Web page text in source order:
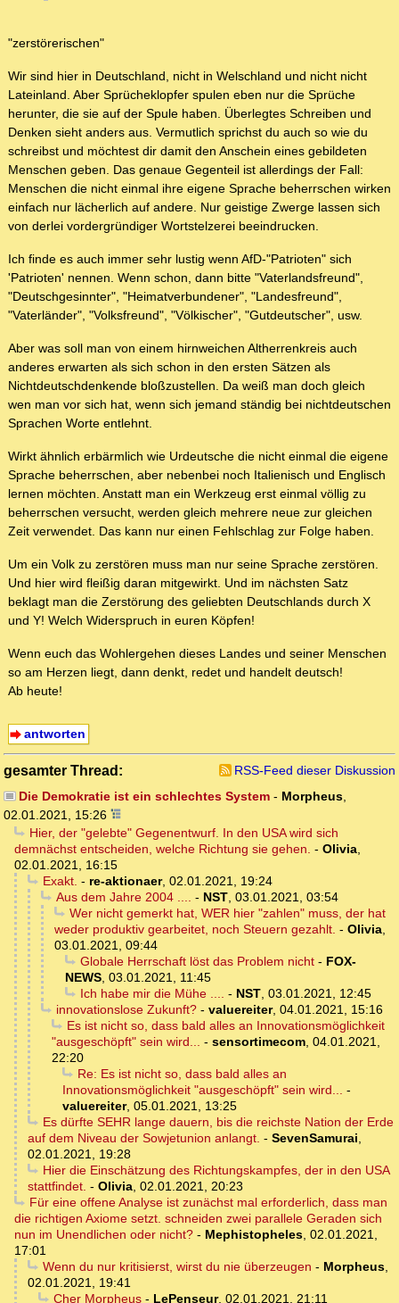
"zerstörerischen"
Wir sind hier in Deutschland, nicht in Welschland und nicht nicht
Lateinland. Aber Sprücheklopfer spulen eben nur die Sprüche
herunter, die sie auf der Spule haben. Überlegtes Schreiben und
Denken sieht anders aus. Vermutlich sprichst du auch so wie du
schreibst und möchtest dir damit den Anschein eines gebildeten
Menschen geben. Das genaue Gegenteil ist allerdings der Fall:
Menschen die nicht einmal ihre eigene Sprache beherrschen wirken
einfach nur lächerlich auf andere. Nur geistige Zwerge lassen sich
von derlei vordergründiger Wortstelzerei beeindrucken.
Ich finde es auch immer sehr lustig wenn AfD-"Patrioten" sich
'Patrioten' nennen. Wenn schon, dann bitte "Vaterlandsfreund",
"Deutschgesinnter", "Heimatverbundener", "Landesfreund",
"Vaterländer", "Volksfreund", "Völkischer", "Gutdeutscher", usw.
Aber was soll man von einem hirnweichen Altherrenkreis auch
anderes erwarten als sich schon in den ersten Sätzen als
Nichtdeutschdenkende bloßzustellen. Da weiß man doch gleich
wen man vor sich hat, wenn sich jemand ständig bei nichtdeutschen
Sprachen Worte entlehnt.
Wirkt ähnlich erbärmlich wie Urdeutsche die nicht einmal die eigene
Sprache beherrschen, aber nebenbei noch Italienisch und Englisch
lernen möchten. Anstatt man ein Werkzeug erst einmal völlig zu
beherrschen versucht, werden gleich mehrere neue zur gleichen
Zeit verwendet. Das kann nur einen Fehlschlag zur Folge haben.
Um ein Volk zu zerstören muss man nur seine Sprache zerstören.
Und hier wird fleißig daran mitgewirkt. Und im nächsten Satz
beklagt man die Zerstörung des geliebten Deutschlands durch X
und Y! Welch Widerspruch in euren Köpfen!
Wenn euch das Wohlergehen dieses Landes und seiner Menschen
so am Herzen liegt, dann denkt, redet und handelt deutsch!
Ab heute!
antworten
gesamter Thread:
RSS-Feed dieser Diskussion
Die Demokratie ist ein schlechtes System- Morpheus,
02.01.2021, 15:26
Hier, der "gelebte" Gegenentwurf. In den USA wird sich
demnächst entscheiden, welche Richtung sie gehen. - Olivia,
02.01.2021, 16:15
Exakt. - re-aktionaer, 02.01.2021, 19:24
Aus dem Jahre 2004 .... - NST, 03.01.2021, 03:54
Wer nicht gemerkt hat, WER hier "zahlen" muss, der hat
weder produktiv gearbeitet, noch Steuern gezahlt. - Olivia,
03.01.2021, 09:44
Globale Herrschaft löst das Problem nicht- FOX-
NEWS, 03.01.2021, 11:45
Ich habe mir die Mühe .... - NST, 03.01.2021, 12:45
innovationslose Zukunft?- valuereiter, 04.01.2021, 15:16
Es ist nicht so, dass bald alles an Innovationsmöglichkeit
"ausgeschöpft" sein wird... - sensortimecom, 04.01.2021,
22:20
Re: Es ist nicht so, dass bald alles an
Innovationsmöglichkeit "ausgeschöpft" sein wird... -
valuereiter, 05.01.2021, 13:25
Es dürfte SEHR lange dauern, bis die reichste Nation der Erde
auf dem Niveau der Sowjetunion anlangt. - SevenSamurai,
02.01.2021, 19:28
Hier die Einschätzung des Richtungskampfes, der in den USA
stattfindet. - Olivia, 02.01.2021, 20:23
Für eine offene Analyse ist zunächst mal erforderlich, dass man
die richtigen Axiome setzt. schneiden zwei parallele Geraden sich
nun im Unendlichen oder nicht? - Mephistopheles, 02.01.2021,
17:01
Wenn du nur kritisierst, wirst du nie überzeugen - Morpheus,
02.01.2021, 19:41
Cher Morpheus- LePenseur, 02.01.2021, 21:11